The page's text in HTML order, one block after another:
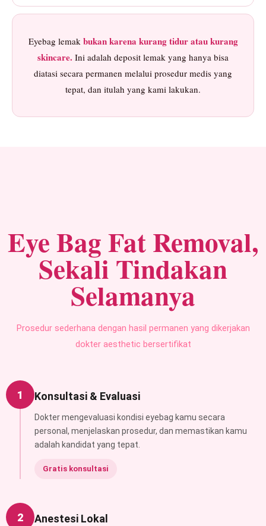
Eyebag lemak bukan karena kurang tidur atau kurang
skincare. Ini adalah deposit lemak yang hanya bisa
diatasi secara permanen melalui prosedur medis yang
tepat, dan itulah yang kami lakukan.
Eye Bag Fat Removal,
Sekali Tindakan
Selamanya
Prosedur sederhana dengan hasil permanen yang dikerjakan
dokter aesthetic bersertifikat
1 Konsultasi & Evaluasi
Dokter mengevaluasi kondisi eyebag kamu secara
personal, menjelaskan prosedur, dan memastikan kamu
adalah kandidat yang tepat.
Gratis konsultasi
2 Anestesi Lokal